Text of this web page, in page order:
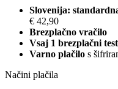
Slovenija:
€ 42,90
Brezplačno vračilo
Vsaj 1 brezplačni
Varno plačilo s
Načini plačila